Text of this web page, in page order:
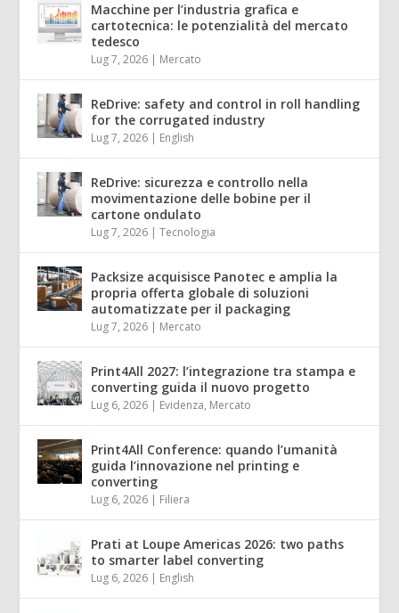
Macchine per l’industria grafica e
cartotecnica: le potenzialità del mercato
tedesco
Lug 7, 2026 | Mercato
ReDrive: safety and control in roll handling
for the corrugated industry
Lug 7, 2026 | English
ReDrive: sicurezza e controllo nella
movimentazione delle bobine per il
cartone ondulato
Lug 7, 2026 |Tecnologia
Packsize acquisisce Panotec e amplia la
propria offerta globale di soluzioni
automatizzate per il packaging
Lug 7, 2026 | Mercato
Print4All 2027: l’integrazione tra stampa e
converting guida il nuovo progetto
Lug 6, 2026 | Evidenza, Mercato
Print4All Conference: quando l’umanità
guida l’innovazione nel printing e
converting
Lug 6, 2026 | Filiera
Prati at Loupe Americas 2026: two paths
to smarter label converting
Lug 6, 2026 | English